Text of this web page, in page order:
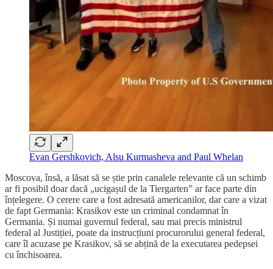
Evan Gershkovich, Alsu Kurmasheva and Paul Whelan
Moscova, însă, a lăsat să se știe prin canalele relevante că un schimb
ar fi posibil doar dacă „ucigașul de la Tiergarten” ar face parte din
înțelegere. O cerere care a fost adresată americanilor, dar care a vizat
de fapt Germania: Krasikov este un criminal condamnat în
Germania. Și numai guvernul federal, sau mai precis ministrul
federal al Justiției, poate da instrucțiuni procurorului general federal,
care îl acuzase pe Krasikov, să se abțină de la executarea pedepsei
cu închisoarea.